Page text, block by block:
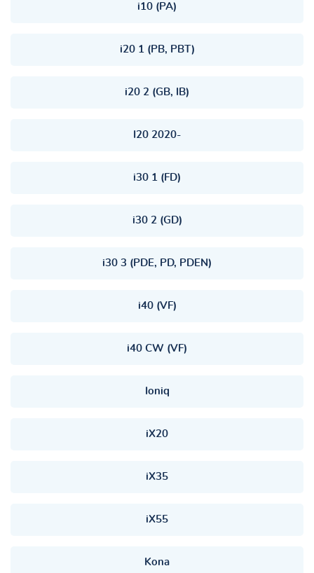
i10 (PA)
i20 1 (PB, PBT)
i20 2 (GB, IB)
I20 2020-
i30 1 (FD)
i30 2 (GD)
i30 3 (PDE, PD, PDEN)
i40 (VF)
i40 CW (VF)
Ioniq
iX20
iX35
iX55
Kona